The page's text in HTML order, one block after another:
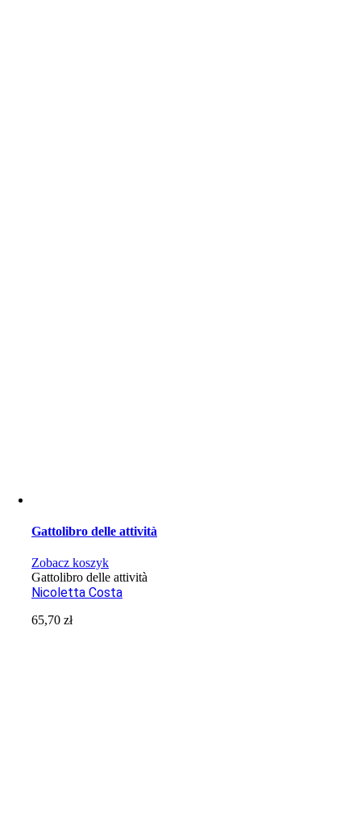
Gattolibro delle attività
Zobacz koszyk
Gattolibro delle attività
Nicoletta Costa
65,70zł